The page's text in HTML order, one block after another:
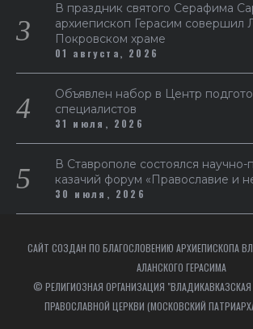
В праздник святого Серафима
архиепископ Герасим совершил
Покровском храме
01 августа, 2026
Объявлен набор в Центр
специалистов
31 июля, 2026
В Ставрополе состоялся научно-
казачий форум «Православие и
30 июля, 2026
САЙТ СОЗДАН ПО БЛАГОСЛОВЕНИЮ АРХИЕПИСКОПА
АЛАНСКОГО ГЕРАСИМА
© РЕЛИГИОЗНАЯ ОРГАНИЗАЦИЯ "ВЛАДИКАВКАЗСКАЯ
ПРАВОСЛАВНОЙ ЦЕРКВИ (МОСКОВСКИЙ